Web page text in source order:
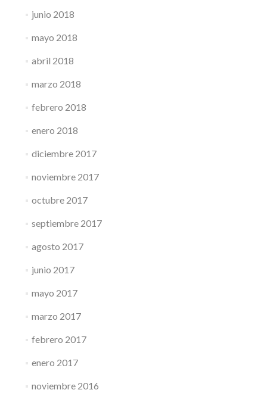
junio 2018
mayo 2018
abril 2018
marzo 2018
febrero 2018
enero 2018
diciembre 2017
noviembre 2017
octubre 2017
septiembre 2017
agosto 2017
junio 2017
mayo 2017
marzo 2017
febrero 2017
enero 2017
noviembre 2016